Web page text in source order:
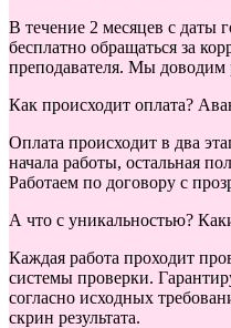
В течение 2 месяцев с даты
бесплатно обращаться за
преподавателя. Мы доводим
Как происходит оплата?
Оплата происходит в два
начала работы, остальная
Работаем по договору с
А что с уникальностью?
Каждая работа проходит
системы проверки.
согласно исходных
скрин результата.